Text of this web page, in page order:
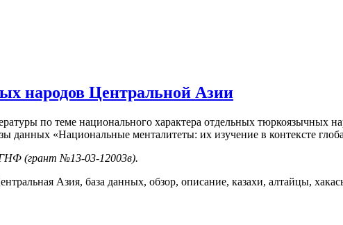
народов Центральной Азии
по теме национального характера отдельных тюркоязычных
данных «Национальные менталитеты: их изучение в контексте
(грант №13-03-12003в).
Азия, база данных, обзор, описание, казахи, алтайцы,